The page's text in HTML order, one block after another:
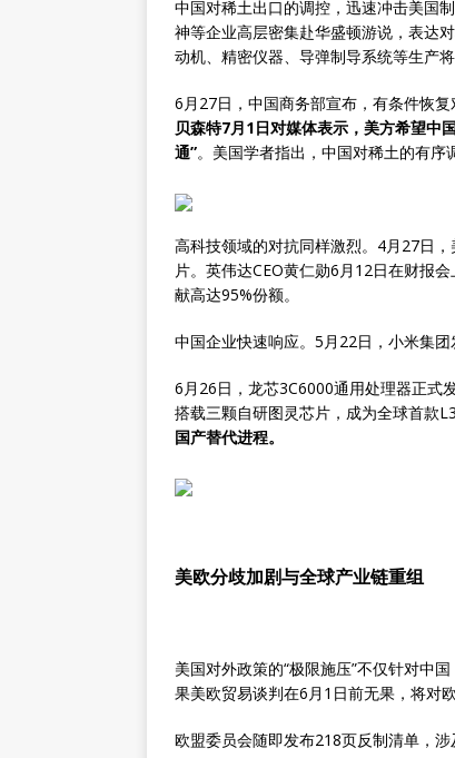
中国对稀土出口的调控，迅速冲击美国
神等企业高层密集赴华盛顿游说，表达
动机、精密仪器、导弹制导系统等生产将
6月27日，中国商务部宣布，有条件恢
贝森特7月1日对媒体表示，美方希望中
通”。美国学者指出，中国对稀土的有序
高科技领域的对抗同样激烈。4月27日
片。英伟达CEO黄仁勋6月12日在财报
献高达95%份额。
中国企业快速响应。5月22日，小米集团
6月26日，龙芯3C6000通用处理器正式
搭载三颗自研图灵芯片，成为全球首款
国产替代进程。
美欧分歧加剧与全球产业链重组
美国对外政策的“极限施压”不仅针对中
果美欧贸易谈判在6月1日前无果，将对
欧盟委员会随即发布218页反制清单，